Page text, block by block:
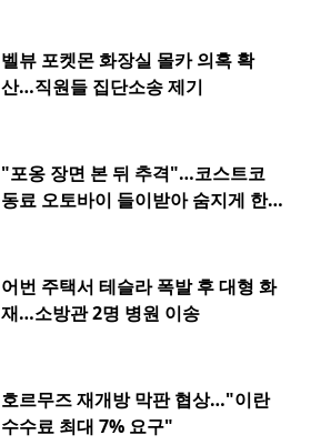
벨뷰 포켓몬 화장실 몰카 의혹 확
산…직원들 집단소송 제기
"포옹 장면 본 뒤 추격"…코스트코
동료 오토바이 들이받아 숨지게 한 2
어번 주택서 테슬라 폭발 후 대형 화
재…소방관 2명 병원 이송
호르무즈 재개방 막판 협상…"이란
수수료 최대 7% 요구"